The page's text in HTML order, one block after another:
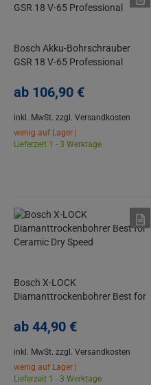
Bosch Akku-Bohrschrauber
GSR 18 V-65 Professional
ab 106,90 €
inkl. MwSt. zzgl. Versandkosten
wenig auf Lager |
Lieferzeit 1 - 3 Werktage
Bosch X-LOCK
Diamanttrockenbohrer Best for
ab 44,90 €
inkl. MwSt. zzgl. Versandkosten
wenig auf Lager |
Lieferzeit 1 - 3 Werktage